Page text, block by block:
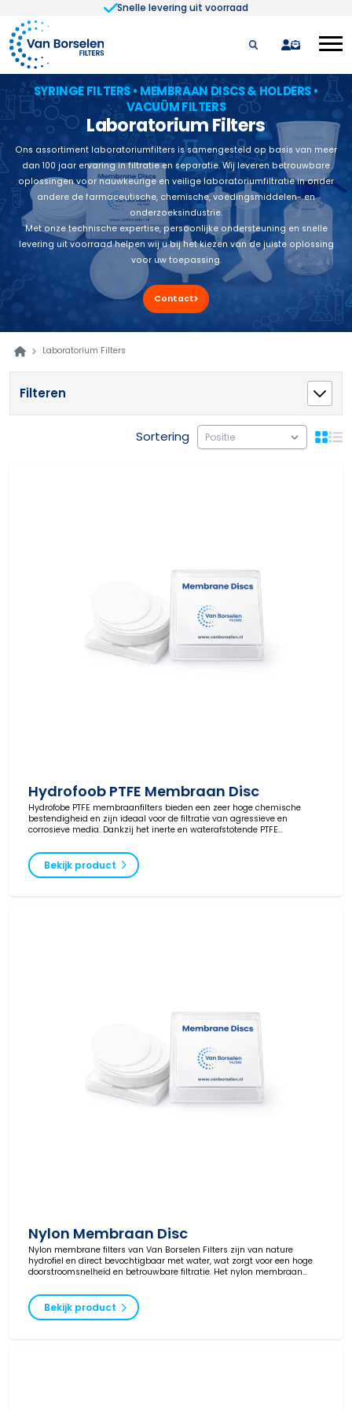
Snelle levering uit voorraad
Ga naar de inhoud
quote
SYRINGE FILTERS • MEMBRAAN DISCS & HOLDERS •
VACUÜM FILTERS
Laboratorium Filters
Ons assortiment laboratoriumfilters is samengesteld op basis van meer
dan 100 jaar ervaring in filtratie en separatie. Wij leveren betrouwbare
oplossingen voor nauwkeurige en veilige laboratoriumfiltratie in onder
andere de farmaceutische, chemische, voedingsmiddelen- en
onderzoeksindustrie.
Met onze technische expertise, persoonlijke ondersteuning en snelle
levering uit voorraad helpen wij u bij het kiezen van de juiste oplossing
voor uw toepassing.
Contact
Laboratorium Filters
Filteren
Sortering
Hydrofoob PTFE Membraan Disc
Hydrofobe PTFE membraanfilters bieden een zeer hoge chemische
bestendigheid en zijn ideaal voor de filtratie van agressieve en
corrosieve media. Dankzij het inerte en waterafstotende PTFE
ontluchting en de filtratie van sterke zuren, logen en organische
oplosmiddelen.
Van Borselen Filters levert hydrofobe PTFE membraanfilters in diverse
Bekijk product
Nylon Membraan Disc
Nylon membrane filters van Van Borselen Filters zijn van nature
hydrofiel en direct bevochtigbaar met water, wat zorgt voor een hoge
doorstroomsnelheid en betrouwbare filtratie. Het nylon membraan
eiwitbinding. Deze filters zijn geschikt voor filtratie van waterige en de
meeste organische oplossingen, met name alkalische en alcoholische
oplossingen. Ook zeer geschikt voor DMSO-filtratie binnen
Bekijk product